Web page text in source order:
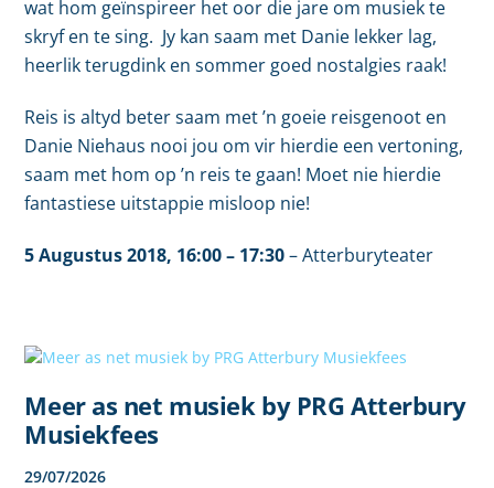
wat hom geïnspireer het oor die jare om musiek te
skryf en te sing. Jy kan saam met Danie lekker lag,
heerlik terugdink en sommer goed nostalgies raak!
Reis is altyd beter saam met ’n goeie reisgenoot en
Danie Niehaus nooi jou om vir hierdie een vertoning,
saam met hom op ’n reis te gaan! Moet nie hierdie
fantastiese uitstappie misloop nie!
5 Augustus2018, 16:00– 17:30–Atterburyteater
Meer as net musiek by PRG Atterbury
Musiekfees
29/07/2026